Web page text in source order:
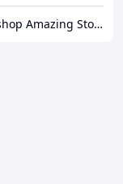
Online shop Amazing Store